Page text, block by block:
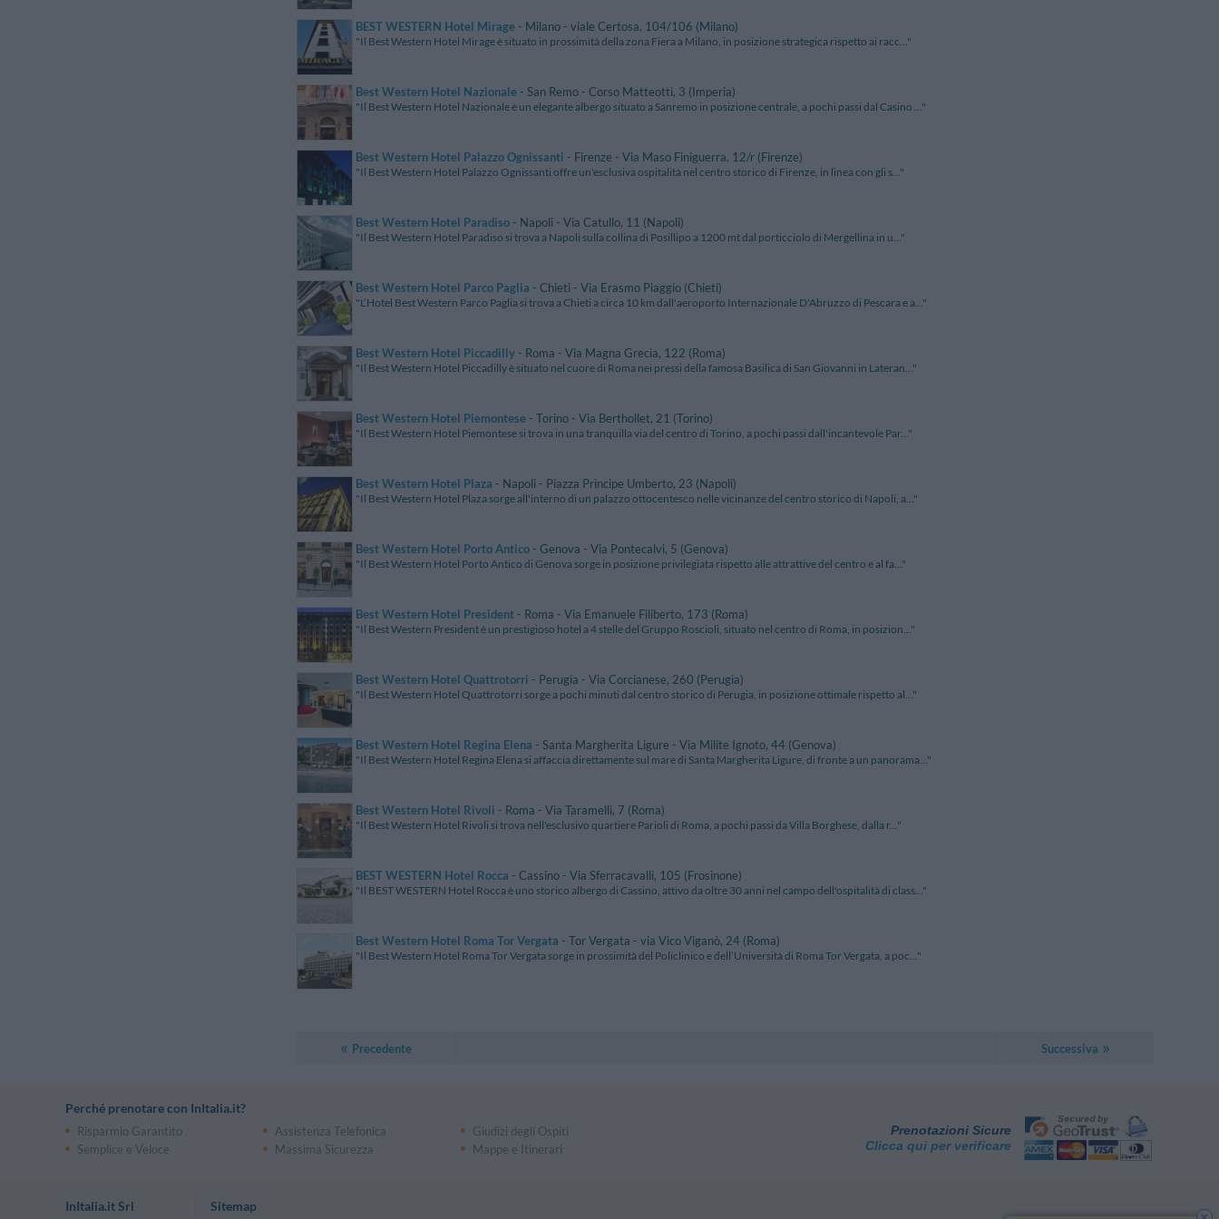
BEST WESTERN Hotel Mirage - Milano - viale Certosa, 104/106 (Milano)
"Il Best Western Hotel Mirage è situato in prossimità della zona Fiera a Milano, in posizione strategica rispetto ai racc..."
Best Western Hotel Nazionale - San Remo - Corso Matteotti, 3 (Imperia)
"Il Best Western Hotel Nazionale è un elegante albergo situato a Sanremo in posizione centrale, a pochi passi dal Casino ..."
Best Western Hotel Palazzo Ognissanti - Firenze - Via Maso Finiguerra, 12/r (Firenze)
"Il Best Western Hotel Palazzo Ognissanti offre un'esclusiva ospitalità nel centro storico di Firenze, in linea con gli s..."
Best Western Hotel Paradiso - Napoli - Via Catullo, 11 (Napoli)
"Il Best Western Hotel Paradiso si trova a Napoli sulla collina di Posillipo a 1200 mt dal porticciolo di Mergellina in u..."
Best Western Hotel Parco Paglia - Chieti - Via Erasmo Piaggio (Chieti)
"L’Hotel Best Western Parco Paglia si trova a Chieti a circa 10 km dall'aeroporto Internazionale D'Abruzzo di Pescara e a..."
Best Western Hotel Piccadilly - Roma - Via Magna Grecia, 122 (Roma)
"Il Best Western Hotel Piccadilly è situato nel cuore di Roma nei pressi della famosa Basilica di San Giovanni in Lateran..."
Best Western Hotel Piemontese - Torino - Via Berthollet, 21 (Torino)
"Il Best Western Hotel Piemontese si trova in una tranquilla via del centro di Torino, a pochi passi dall'incantevole Par..."
Best Western Hotel Plaza - Napoli - Piazza Principe Umberto, 23 (Napoli)
"Il Best Western Hotel Plaza sorge all'interno di un palazzo ottocentesco nelle vicinanze del centro storico di Napoli, a..."
Best Western Hotel Porto Antico - Genova - Via Pontecalvi, 5 (Genova)
"Il Best Western Hotel Porto Antico di Genova sorge in posizione privilegiata rispetto alle attrattive del centro e al fa..."
Best Western Hotel President - Roma - Via Emanuele Filiberto, 173 (Roma)
"Il Best Western President è un prestigioso hotel a 4 stelle del Gruppo Roscioli, situato nel centro di Roma, in posizion..."
Best Western Hotel Quattrotorri - Perugia - Via Corcianese, 260 (Perugia)
"Il Best Western Hotel Quattrotorri sorge a pochi minuti dal centro storico di Perugia, in posizione ottimale rispetto al..."
Best Western Hotel Regina Elena - Santa Margherita Ligure - Via Milite Ignoto, 44 (Genova)
"Il Best Western Hotel Regina Elena si affaccia direttamente sul mare di Santa Margherita Ligure, di fronte a un panorama..."
Best Western Hotel Rivoli - Roma - Via Taramelli, 7 (Roma)
"Il Best Western Hotel Rivoli si trova nell'esclusivo quartiere Parioli di Roma, a pochi passi da Villa Borghese, dalla r..."
BEST WESTERN Hotel Rocca - Cassino - Via Sferracavalli, 105 (Frosinone)
"Il BEST WESTERN Hotel Rocca è uno storico albergo di Cassino, attivo da oltre 30 anni nel campo dell'ospitalità di class..."
Best Western Hotel Roma Tor Vergata - Tor Vergata - via Vico Viganò, 24 (Roma)
"Il Best Western Hotel Roma Tor Vergata sorge in prossimità del Policlinico e dell’Università di Roma Tor Vergata, a poc..."
Precedente Successiva
Perché prenotare con InItalia.it?
Risparmio Garantito Assistenza Telefonica
Giudizi degli Ospiti
Semplice e Veloce
Massima Sicurezza Mappe e Itinerari
Prenotazioni Sicure
Clicca qui per verificare
InItalia.it Srl Sitemap
x